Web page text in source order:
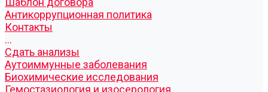
Антикоррупционная политика
Контакты
...
Cдать анализы
Аутоиммунные заболевания
Биохимические исследования
Гемостазиология и изосерология